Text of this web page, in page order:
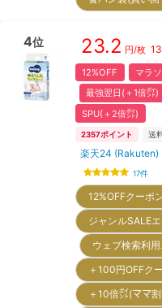
4位 23.2 円/枚
12%OFF マラ
最強翌日(＋1倍㌽)
SPU(＋2倍㌽)
2357ポイント 送
楽天24 (Rakuten)
17件
12%OFFクーポ
ジャンルSALE
ウェブ検索利
＋100円OFFク
＋10倍㌽(ママ